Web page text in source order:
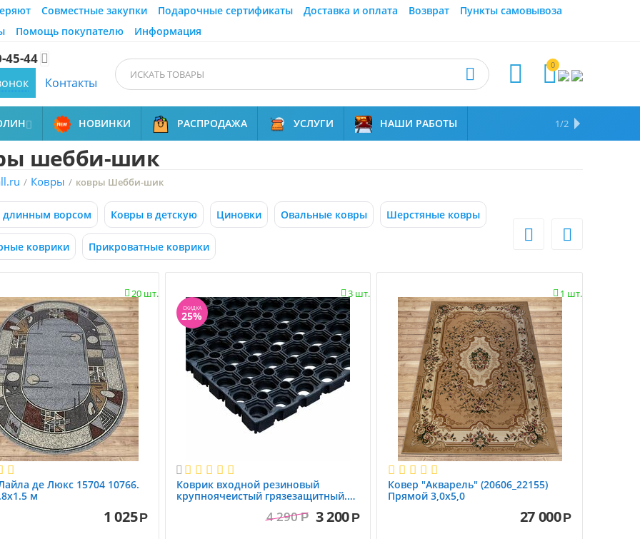
Совместные закупки Подарочные сертификаты Доставка и оплата Возврат
Пункты самовывоза
Помощь покупателю Информация
45-44 
Контакты
0



 НОВИНКИ РАСПРОДАЖА УСЛУГИ НАШИ РАБОТЫ НАМ ДОВЕРЯЮТ
1/2
шебби-шик
/ Ковры / ковры Шебби-шик
длинным ворсом Ковры в детскую Циновки Овальные ковры Шерстяные ковры
коврики Прикроватные коврики
 
20 шт.

де Люкс 15704 10766.
м
1 025Р
3 шт.

СКИДКА
25%

Коврик вxодной резиновый
крупноячеистый грязезащитный.
4 290 Р 3 200 Р
1 шт.

Ковер "Акварель" (20606_22155)
Прямой 3,0х5,0
27 000Р